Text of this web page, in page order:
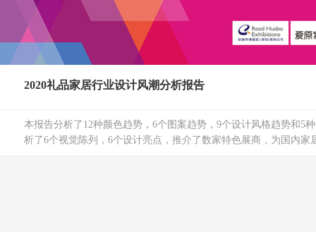
2020礼品家居行业设计风潮分析报告
本报告分析了12种颜色趋势，6个图案趋势，9个设计风格趋势和5
析了6个视觉陈列，6个设计亮点，推介了数家特色展商，为国内家